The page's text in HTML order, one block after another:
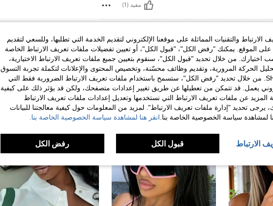
مفيد (1)
والتقنيات المماثلة على موقعنا الإلكتروني لتقديم الخدمة التي تطلبها، وللسعي لتقديم
الموقع. يمكنك "رفض الكل"، "قبول الكل"، أو تعيين تفضيلات ملفات تعريف الارتباط الخاصة
من خلال تحديد "قبول الكل"، سنقوم بتعيين جميع ملفات تعريف الارتباط الاختيارية،
الحركة المرورية، وتقديم وظائف محسّنة، وتخصيص المحتوى والإعلانات لتكملة تجربة التسوق
الخاصة بك مع SHEIN. من خلال تحديد "رفض الكل"، ستسمح باستخدام ملفات تعريف الارتباط الضرورية فقط التي
يعمل. قد تتمكن من تعطيلها عن طريق تغيير إعدادات متصفحك، ولكن قد يؤثر ذلك على كيفية
المزيد عن ملفات تعريف الارتباط التي نستخدمها وتعديل إعدادات ملفات تعريف الارتباط
يرجى تحديد "إدارة ملفات تعريف الارتباط". لمزيد من المعلومات حول كيفية معالجتنا للبيانات
لمشاهدة سياسة الخصوصية الخاصة بنا. انقر هنا لمشاهدة سياسة الخصوصية الخاصة بنا.
الارتباط قبول الكل رفض الكل